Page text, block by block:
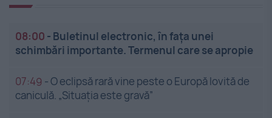
08:00 - Buletinul electronic, în fața unei
schimbări importante. Termenul care se apropie
07:49 -O eclipsă rară vine peste o Europă lovită de
caniculă. „Situația este gravă”